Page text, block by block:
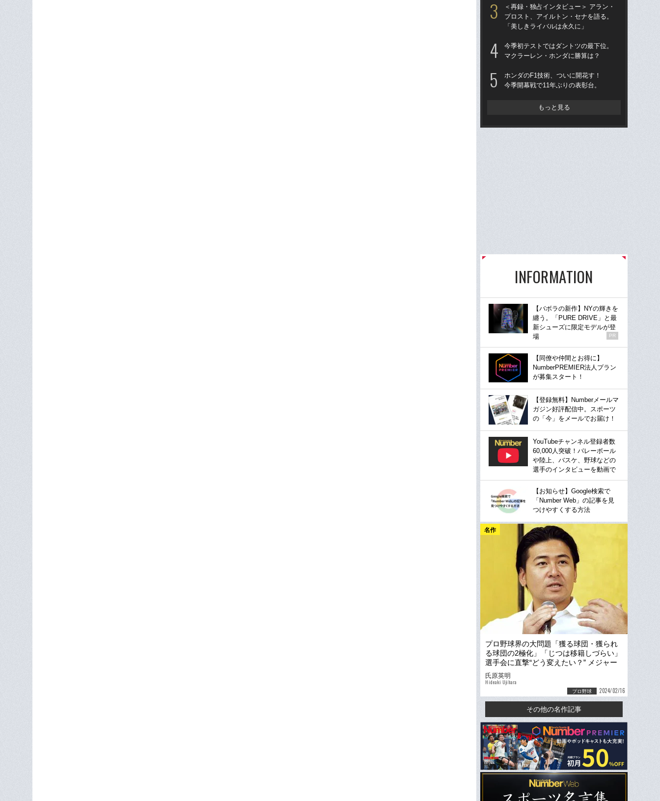
＜再録・独占インタビュー＞ アラン・
プロスト、アイルトン・セナを語る。
「美しきライバルは永久に」
今季初テストではダントツの最下位。
マクラーレン・ホンダに勝算は？
ホンダのF1技術、ついに開花す！
今季開幕戦で11年ぶりの表彰台。
もっと見る
INFORMATION
【バボラの新作】NYの輝きを
纏う。「PURE DRIVE」と最
新シューズに限定モデルが登
場
PR
【同僚や仲間とお得に】
NumberPREMIER法人プラン
が募集スタート！
【登録無料】Numberメールマ
ガジン好評配信中。スポーツ
の「今」をメールでお届け！
YouTubeチャンネル登録者数
60,000人突破！バレーボール
や陸上、バスケ、野球などの
選手のインタビューを動画で
【お知らせ】Google検索で
「Number Web」の記事を見
つけやすくする方法
名作
プロ野球界の大問題「獲る球団・獲られ
る球団の2極化」「じつは移籍しづらい」
選手会に直撃“どう変えたい？” メジャー
流FAには「反対」
氏原英明
Hideaki Ujihara
プロ野球 2024/02/16
その他の名作記事